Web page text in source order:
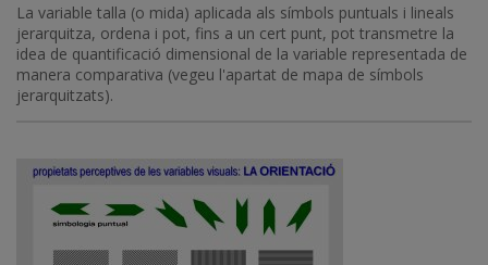
La variable talla (o mida) aplicada als símbols puntuals i lineals
jerarquitza, ordena i pot, fins a un cert punt, pot transmetre la
idea de quantificació dimensional de la variable representada de
manera comparativa (vegeu l'apartat de mapa de símbols
jerarquitzats).
Imatge